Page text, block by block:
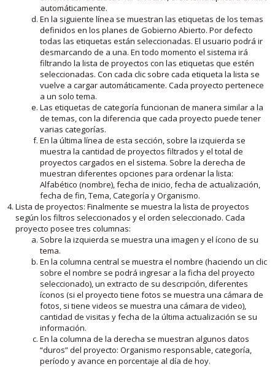
automáticamente.
En la siguiente línea se muestran las etiquetas de los temas
definidos en los planes de Gobierno Abierto. Por defecto
todas las etiquetas están seleccionadas. El usuario podrá ir
desmarcando de a una. En todo momento el sistema irá
filtrando la lista de proyectos con las etiquetas que estén
seleccionadas. Con cada clic sobre cada etiqueta la lista se
vuelve a cargar automáticamente. Cada proyecto pertenece
a un solo tema.
Las etiquetas de categoría funcionan de manera similar a la
de temas, con la diferencia que cada proyecto puede tener
varias categorías.
En la última línea de esta sección, sobre la izquierda se
muestra la cantidad de proyectos filtrados y el total de
proyectos cargados en el sistema. Sobre la derecha de
muestran diferentes opciones para ordenar la lista:
Alfabético (nombre), fecha de inicio, fecha de actualización,
fecha de fin, Tema, Categoría y Organismo.
Lista de proyectos: Finalmente se muestra la lista de proyectos
según los filtros seleccionados y el orden seleccionado. Cada
proyecto posee tres columnas:
Sobre la izquierda se muestra una imagen y el ícono de su
tema.
En la columna central se muestra el nombre (haciendo un clic
sobre el nombre se podrá ingresar a la ficha del proyecto
seleccionado), un extracto de su descripción, diferentes
íconos (si el proyecto tiene fotos se muestra una cámara de
fotos, si tiene videos se muestra una cámara de video),
cantidad de visitas y fecha de la última actualización se su
información.
En la columna de la derecha se muestran algunos datos
“duros” del proyecto: Organismo responsable, categoría,
período y avance en porcentaje al día de hoy.